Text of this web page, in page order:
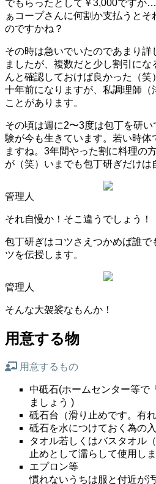
でもらったとして￥3,000ですか
ぁコープさんに何割か支払うと
のですかね？
その時は急いでいたのであまり
ましたが、複数だと少し割引に
んと確認しておけば良かった（
十年前になりますが、私調理師（
ことがあります。
その頃は週に2〜3度は包丁を研
験が今も生きています。若い時体
ますね。3年間やった割に料理の
が（笑）いまでも包丁研ぎだけは
管理人
それ自慢か！そこ違うでしょう！
包丁研ぎはコツさえつかめば誰で
ツを伝授します。
管理人
そんな大袈裟なもんか！
用意する物
用意するもの
中砥石(ホームセンター等で「
ましょう )
砥石台（滑り止めです。有れ
砥石を水につけておく為の
タオル若しくはバスタオル
止めとして濡らして使用しま
エプロン等
慣れないうちは服と付近が